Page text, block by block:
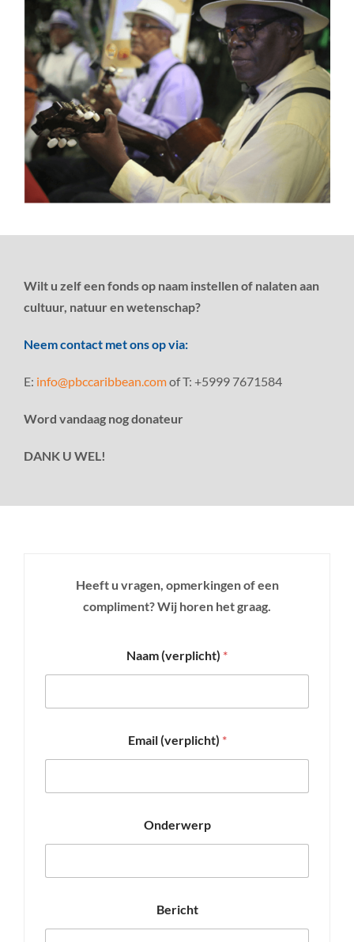
Wilt u zelf een fonds op naam instellen of nalaten aan
cultuur, natuur en wetenschap?
Neem contact met ons op via:
E: info@pbccaribbean.comof T: +5999 7671584
Word vandaag nog donateur
DANK U WEL!
Heeft u vragen, opmerkingen of een
compliment? Wij horen het graag.
Naam (verplicht) *
Email (verplicht) *
Onderwerp
Bericht